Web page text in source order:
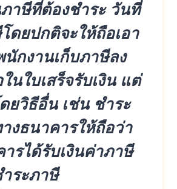
าษีที่ต้องชำระ วันที่
ดยปกติจะให้ถือเอา
กงานเก็บภาษีลง
นใบเสร็จรับเงิน แต่
ยวิธีอื่น เช่น ชำระ
งธนาคารให้ถือว่า
รได้รับเงินค่าภาษี
ระภาษี